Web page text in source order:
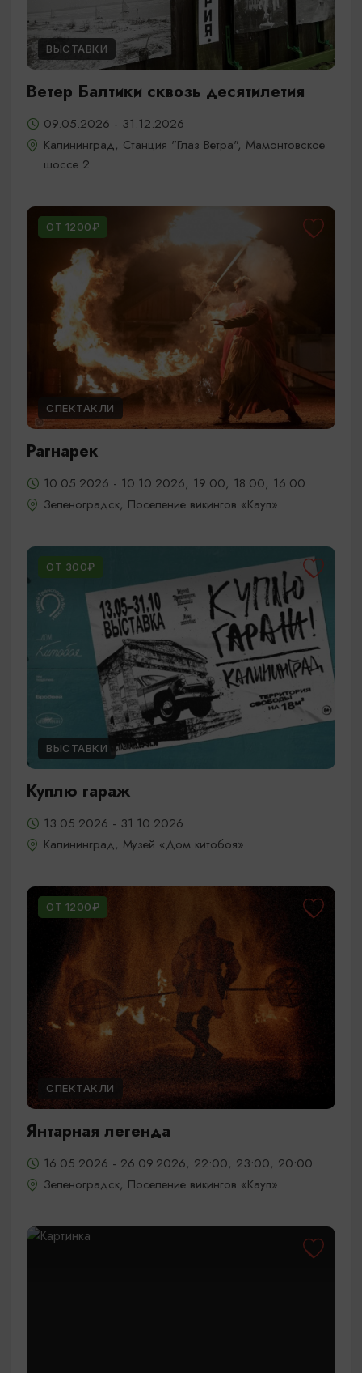
ВЫСТАВКИ
Ветер Балтики сквозь десятилетия
09.05.2026 - 31.12.2026
Калининград, Станция "Глаз Ветра", Мамонтовское
шоссе 2
ОТ 1200₽
СПЕКТАКЛИ
Рагнарек
10.05.2026 - 10.10.2026, 19:00, 18:00, 16:00
Зеленоградск, Поселение викингов «Кауп»
ОТ 300₽
ВЫСТАВКИ
Куплю гараж
13.05.2026 - 31.10.2026
Калининград, Музей «Дом китобоя»
ОТ 1200₽
СПЕКТАКЛИ
Янтарная легенда
16.05.2026 - 26.09.2026, 22:00, 23:00, 20:00
Зеленоградск, Поселение викингов «Кауп»